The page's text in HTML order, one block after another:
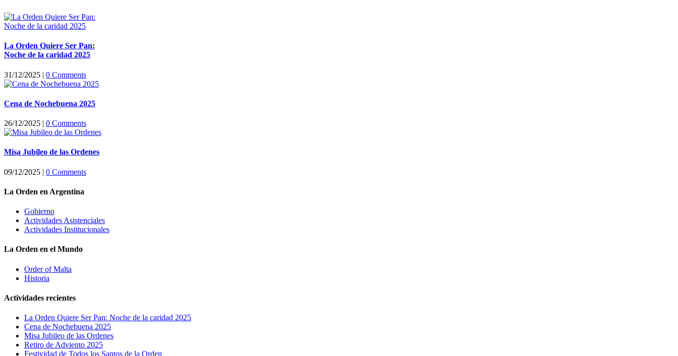
La Orden Quiere Ser Pan:
Noche de la caridad 2025
31/12/2025 | 0 Comments
Cena de Nochebuena 2025
26/12/2025 | 0 Comments
Misa Jubileo de las Ordenes
09/12/2025 | 0 Comments
La Orden en Argentina
Gobierno
Actividades Asistenciales
Actividades Institucionales
La Orden en el Mundo
Order of Malta
Historia
Actividades recientes
La Orden Quiere Ser Pan: Noche de la caridad 2025
Cena de Nochebuena 2025
Misa Jubileo de las Ordenes
Retiro de Adviento 2025
Festividad de Todos los Santos de la Orden